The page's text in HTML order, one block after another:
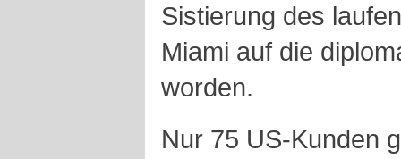
Sistierung des
Miami auf die
worden.
Nur 75 US-Kunden